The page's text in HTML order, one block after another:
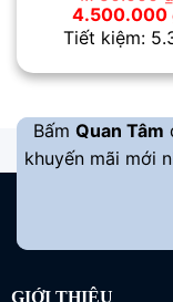
Giá
gốc
là:
4.500.000
Tiết kiệm:
Bấm Quan Tâm
khuyến mãi mới
GIỚI THIỆU